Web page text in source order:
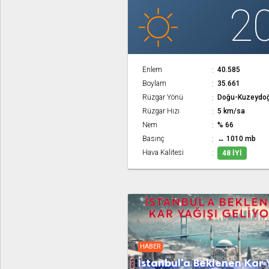
Enlem
40.585
Boylam
35.661
Rüzgar Yönü
Doğu-
Rüzgar Hızı
5 km/sa
Nem
% 66
Basınç
↔ 1010 mb
Hava Kalitesi
48 İYI
HABER
İstanbul'a Beklenen Kar